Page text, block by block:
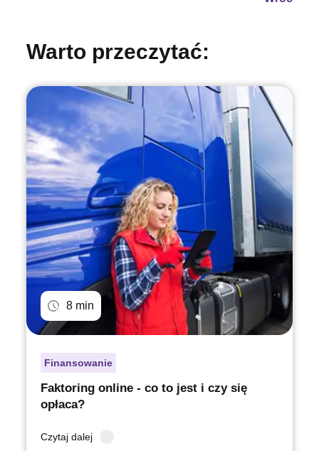
Warto przeczytać:
8 min
Finansowanie
Faktoring online - co to jest i czy się
opłaca?
Czytaj dalej